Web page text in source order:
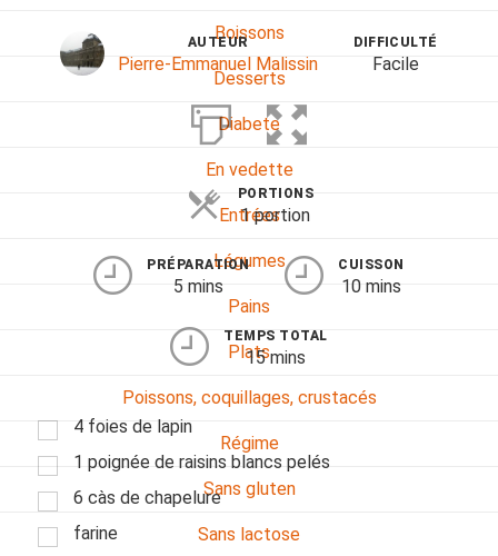
Boissons
Desserts
Diabete
En vedette
Entrées
Légumes
Pains
Plats
Poissons, coquillages, crustacés
Régime
Sans gluten
Sans lactose
AUTEUR
Pierre-Emmanuel Malissin
DIFFICULTÉ
Facile
PORTIONS
1 portion
PRÉPARATION
5 mins
CUISSON
10 mins
TEMPS TOTAL
15 mins
4 foies de lapin
1 poignée de raisins blancs pelés
6 càs de chapelure
farine